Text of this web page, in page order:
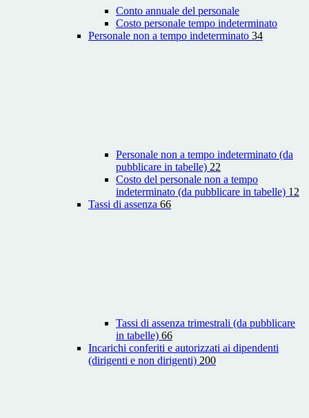
Conto annuale del personale
Costo personale tempo indeterminato
Personale non a tempo indeterminato 34
Personale non a tempo indeterminato (da
pubblicare in tabelle) 22
Costo del personale non a tempo
indeterminato (da pubblicare in tabelle) 12
Tassi di assenza 66
Tassi di assenza trimestrali (da pubblicare
in tabelle) 66
Incarichi conferiti e autorizzati ai dipendenti
(dirigenti e non dirigenti) 200